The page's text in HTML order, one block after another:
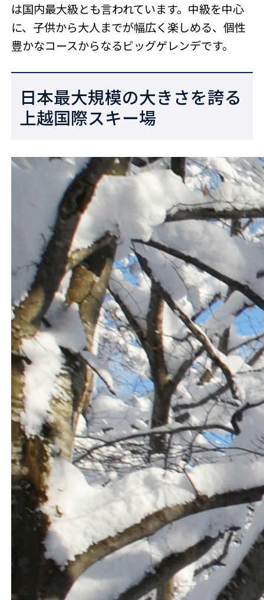
は国内最大級とも言われています。中級を中心
に、子供から大人までが幅広く楽しめる、個性
豊かなコースからなるビッグゲレンデです。
日本最大規模の大きさを誇る
上越国際スキー場